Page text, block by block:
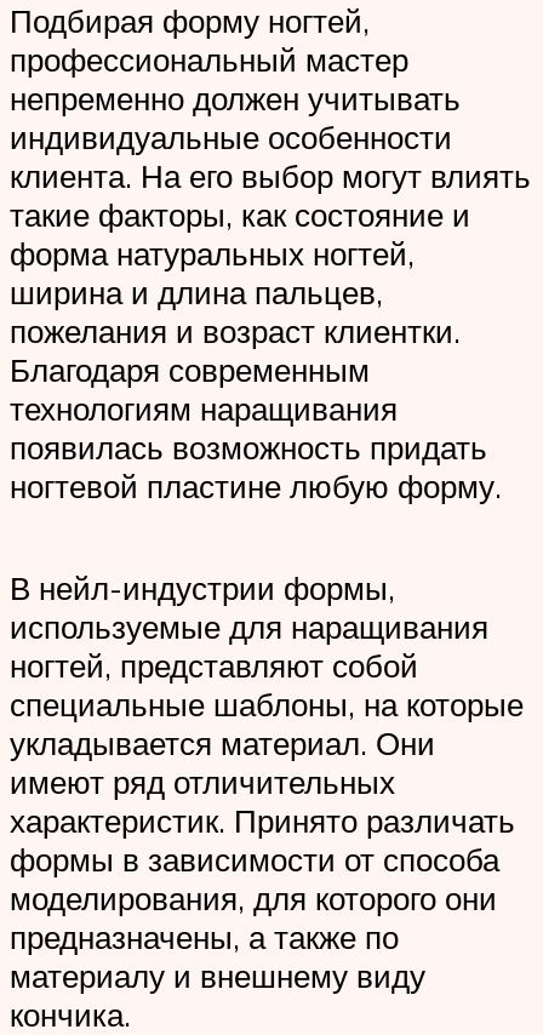
Подбирая форму ногтей,
профессиональный мастер
непременно должен учитывать
индивидуальные особенности
клиента. На его выбор могут влиять
такие факторы, как состояние и
форма натуральных ногтей,
ширина и длина пальцев,
пожелания и возраст клиентки.
Благодаря современным
технологиям наращивания
появилась возможность придать
ногтевой пластине любую форму.
В нейл-индустрии формы,
используемые для наращивания
ногтей, представляют собой
специальные шаблоны, на которые
укладывается материал. Они
имеют ряд отличительных
характеристик. Принято различать
формы в зависимости от способа
моделирования, для которого они
предназначены, а также по
материалу и внешнему виду
кончика.